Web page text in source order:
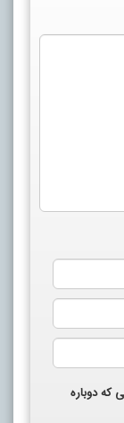
که دوباره